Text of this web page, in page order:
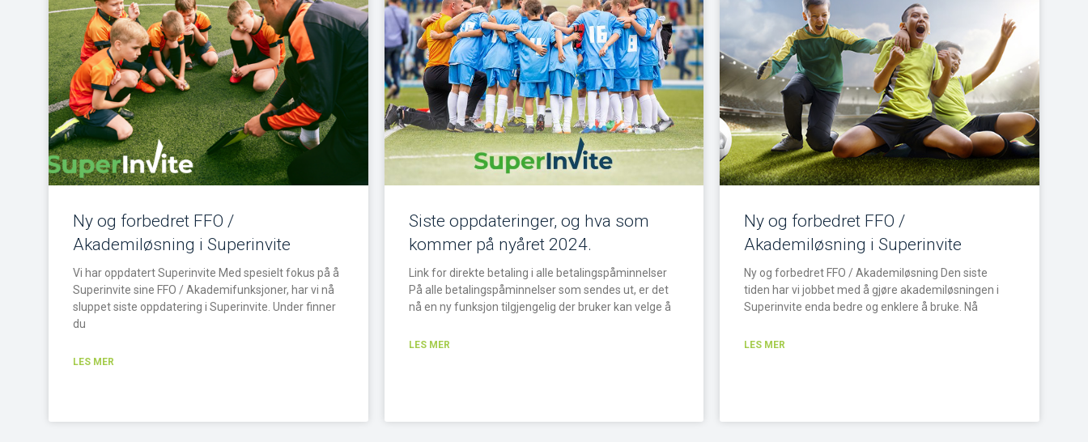
Ny og forbedret FFO /
Akademiløsning i Superinvite
Vi har oppdatert Superinvite Med spesielt fokus på å
Superinvite sine FFO / Akademifunksjoner, har vi nå
sluppet siste oppdatering i Superinvite. Under finner
du
LES MER
Siste oppdateringer, og hva som
kommer på nyåret 2024.
Link for direkte betaling i alle betalingspåminnelser
På alle betalingspåminnelser som sendes ut, er det
nå en ny funksjon tilgjengelig der bruker kan velge å
LES MER
Ny og forbedret FFO /
Akademiløsning i Superinvite
Ny og forbedret FFO / Akademiløsning Den siste
tiden har vi jobbet med å gjøre akademiløsningen i
Superinvite enda bedre og enklere å bruke. Nå
LES MER